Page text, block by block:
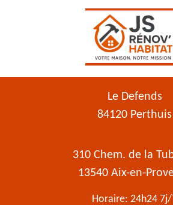
Le Defends
84120 Perthuis
310 Chem. de la
13540 Aix-en-
Horaire: 24h24